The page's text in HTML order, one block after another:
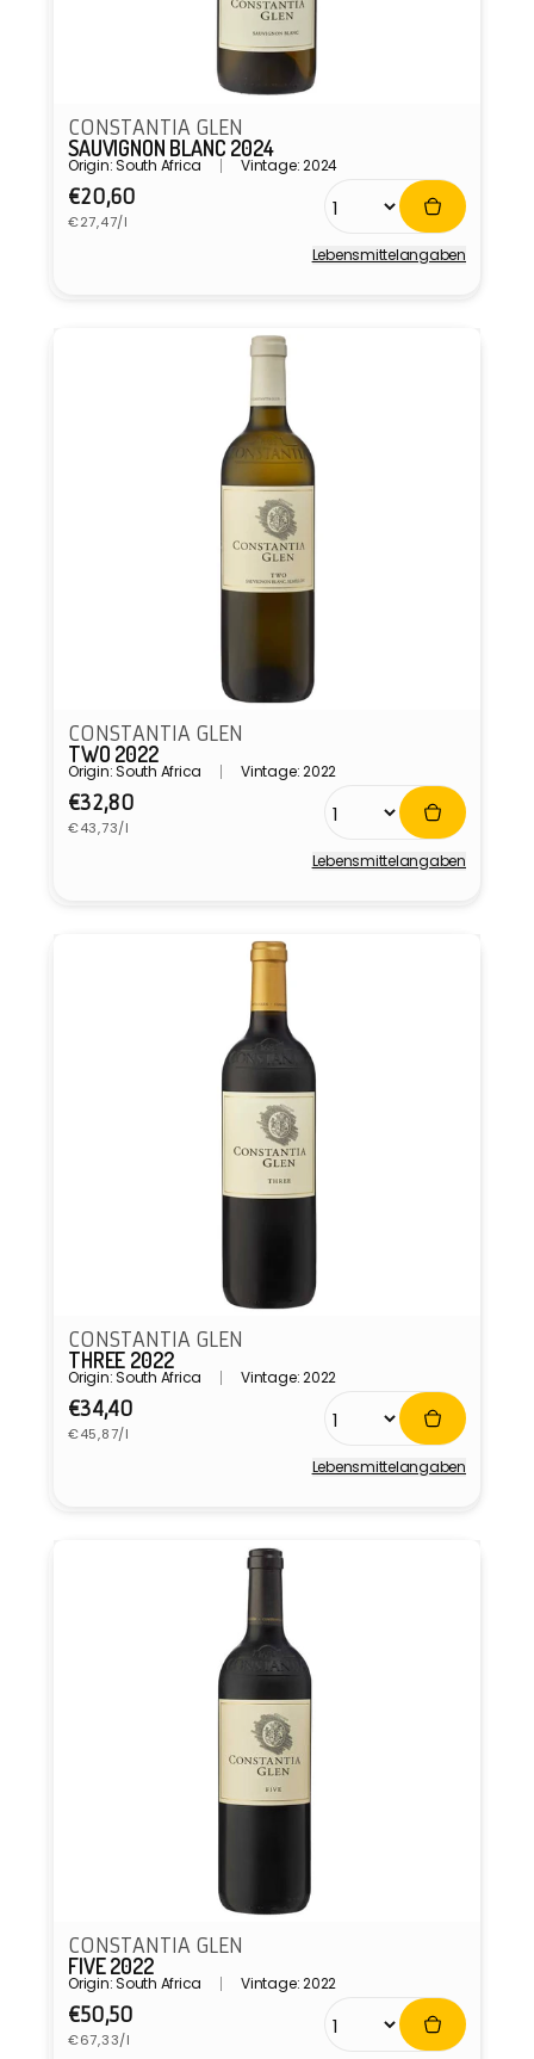
CONSTANTIA GLEN
SAUVIGNON BLANC 2024
Origin: South Africa Vintage: 2024
Normaler
Preis
€20,60
Grundpreis
€27,47/l
Lebensmittel­angaben
CONSTANTIA GLEN
TWO 2022
Origin: South Africa Vintage: 2022
Normaler
Preis
€32,80
Grundpreis
€43,73/l
Lebensmittel­angaben
CONSTANTIA GLEN
THREE 2022
Origin: South Africa Vintage: 2022
Normaler
Preis
€34,40
Grundpreis
€45,87/l
Lebensmittel­angaben
CONSTANTIA GLEN
FIVE 2022
Origin: South Africa Vintage: 2022
Normaler
Preis
€50,50
Grundpreis
€67,33/l